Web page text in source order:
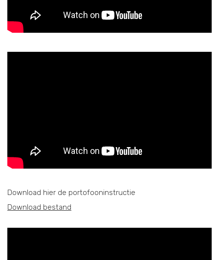
Download hier de portofooninstructie
Download bestand